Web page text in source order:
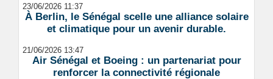
23/06/2026 11:37
À Berlin, le Sénégal scelle une alliance solaire
et climatique pour un avenir durable.
21/06/2026 13:47
Air Sénégal et Boeing : un partenariat pour
renforcer la connectivité régionale